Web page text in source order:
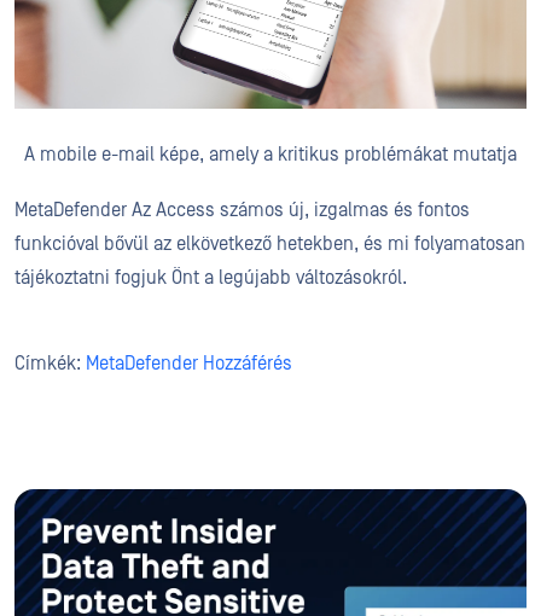
A mobile e-mail képe, amely a kritikus problémákat mutatja
MetaDefender Az Access számos új, izgalmas és fontos
funkcióval bővül az elkövetkező hetekben, és mi folyamatosan
tájékoztatni fogjuk Önt a legújabb változásokról.
Címkék: MetaDefender Hozzáférés